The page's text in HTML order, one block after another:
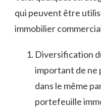
qui peuvent⁣ être
immobilier
Diversification
important de ne
dans le même
portefeuille